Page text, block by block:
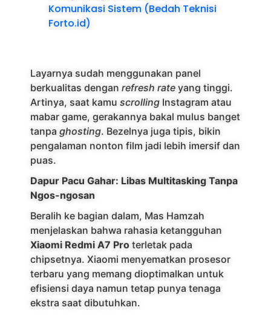
Komunikasi Sistem (Bedah Teknisi
Forto.id)
Layarnya sudah menggunakan panel
berkualitas dengan refresh rate yang tinggi.
Artinya, saat kamu scrolling Instagram atau
mabar game, gerakannya bakal mulus banget
tanpa ghosting. Bezelnya juga tipis, bikin
pengalaman nonton film jadi lebih imersif dan
puas.
Dapur Pacu Gahar: Libas Multitasking Tanpa
Ngos-ngosan
Beralih ke bagian dalam, Mas Hamzah
menjelaskan bahwa rahasia ketangguhan
Xiaomi Redmi A7 Pro terletak pada
chipsetnya. Xiaomi menyematkan prosesor
terbaru yang memang dioptimalkan untuk
efisiensi daya namun tetap punya tenaga
ekstra saat dibutuhkan.